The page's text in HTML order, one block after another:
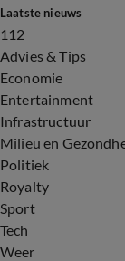
Laatste nieuws
112
Advies & Tips
Economie
Entertainment
Infrastructuur
Milieu en
Politiek
Royalty
Sport
Tech
Weer